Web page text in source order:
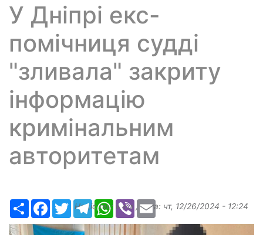
У Дніпрі екс-
помічниця судді
"зливала" закриту
інформацію
кримінальним
авторитетам
РесурсFacebook
TwitterTelegramWhatsApp
ViberEmail
Надіслав: ilona , дата: чт, 12/26/2024 - 12:24